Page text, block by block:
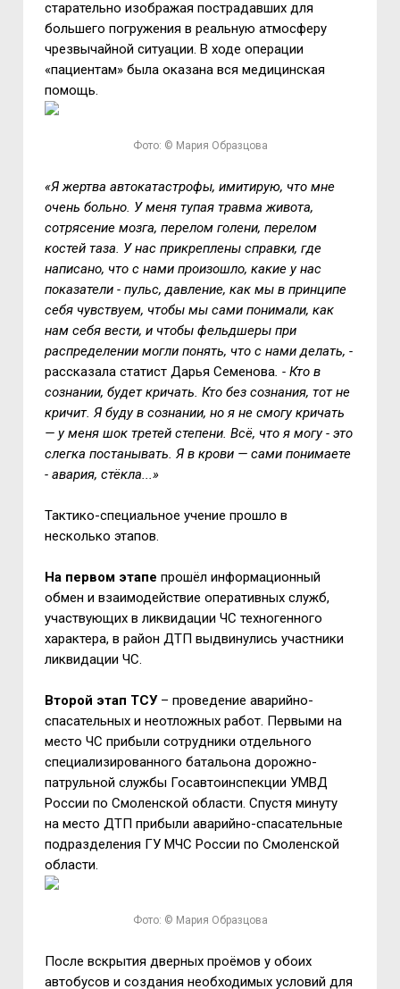
старательно изображая пострадавших для
большего погружения в реальную атмосферу
чрезвычайной ситуации. В ходе операции
«пациентам» была оказана вся медицинская
помощь.
Фото: © Мария Образцова
«Я жертва автокатастрофы, имитирую, что мне
очень больно. У меня тупая травма живота,
сотрясение мозга, перелом голени, перелом
костей таза. У нас прикреплены справки, где
написано, что с нами произошло, какие у нас
показатели - пульс, давление, как мы в принципе
себя чувствуем, чтобы мы сами понимали, как
нам себя вести, и чтобы фельдшеры при
распределении могли понять, что с нами делать, -
рассказала статист Дарья Семенова. - Кто в
сознании, будет кричать. Кто без сознания, тот не
кричит. Я буду в сознании, но я не смогу кричать
— у меня шок третей степени. Всё, что я могу - это
слегка постанывать. Я в крови — сами понимаете
- авария, стёкла...»
Тактико-специальное учение прошло в
несколько этапов.
На первом этапе прошёл информационный
обмен и взаимодействие оперативных служб,
участвующих в ликвидации ЧС техногенного
характера, в район ДТП выдвинулись участники
ликвидации ЧС.
Второй этап ТСУ– проведение аварийно-
спасательных и неотложных работ. Первыми на
место ЧС прибыли сотрудники отдельного
специализированного батальона дорожно-
патрульной службы Госавтоинспекции УМВД
России по Смоленской области. Спустя минуту
на место ДТП прибыли аварийно-спасательные
подразделения ГУ МЧС России по Смоленской
области.
Фото: © Мария Образцова
После вскрытия дверных проёмов у обоих
автобусов и создания необходимых условий для